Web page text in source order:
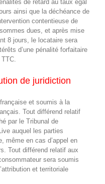
de retard au taux égal
ainsi que la déchéance de
contentieuse de
dues, et après mise
8 jours, le locataire sera
d’une pénalité forfaitaire
de juridiction
et soumis à la
Tout différend relatif
par le Tribunal de
auquel les parties
même en cas d’appel en
Tout différend relatif aux
sera soumis
et territoriale